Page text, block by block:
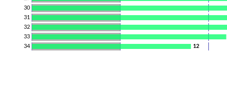
30
31
32
33
12
34